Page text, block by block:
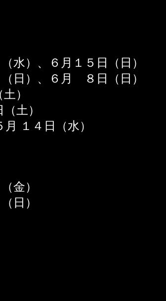
）、６月１５日（日）
）、６月 ８日（日）
）
土）
１４日（水）
金）
）